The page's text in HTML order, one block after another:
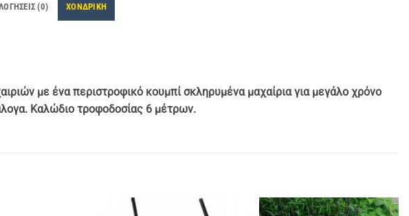
(0) ΧΟΝΔΡΙΚΗ
με ένα περιστροφικό κουμπί σκληρυμένα μαχαίρια για μεγάλο χρόνο
Καλώδιο τροφοδοσίας 6 μέτρων.